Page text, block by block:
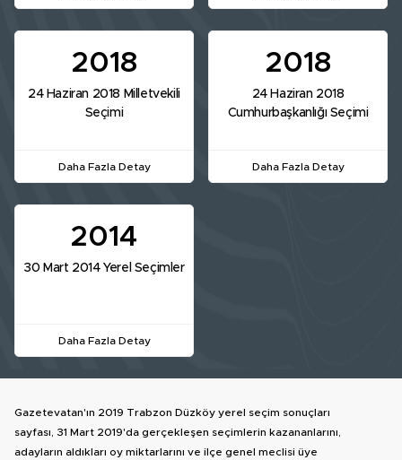
2018
24 Haziran 2018 Milletvekili
Seçimi
Daha Fazla Detay
2018
24 Haziran 2018
Cumhurbaşkanlığı Seçimi
Daha Fazla Detay
2014
30 Mart 2014 Yerel Seçimler
Daha Fazla Detay
Gazetevatan'ın 2019 Trabzon Düzköy yerel seçim sonuçları
sayfası, 31 Mart 2019'da gerçekleşen seçimlerin kazananlarını,
adayların aldıkları oy miktarlarını ve ilçe genel meclisi üye